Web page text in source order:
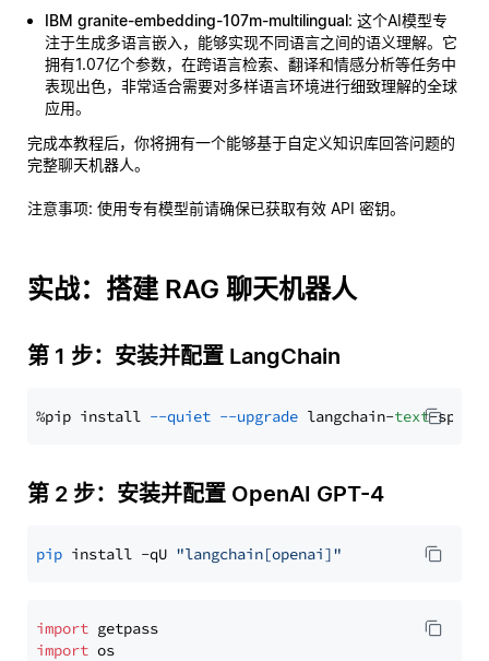
IBM granite-embedding-107m-multilingual: 这个AI模型专
注于生成多语言嵌入，能够实现不同语言之间的语义理解。它
拥有1.07亿个参数，在跨语言检索、翻译和情感分析等任务中
表现出色，非常适合需要对多样语言环境进行细致理解的全球
应用。
完成本教程后，你将拥有一个能够基于自定义知识库回答问题的
完整聊天机器人。
注意事项: 使用专有模型前请确保已获取有效 API 密钥。
实战：搭建 RAG 聊天机器人
第 1 步：安装并配置 LangChain
%pip install --quiet --upgrade langchain-text
第 2 步：安装并配置 OpenAI GPT-4
pip install -qU "langchain[openai]"
import
import os